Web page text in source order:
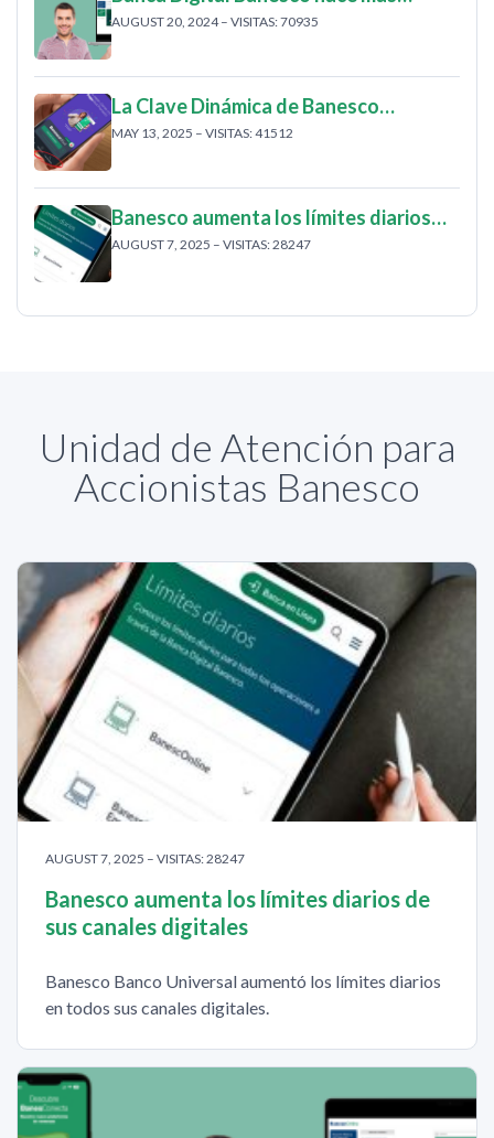
AUGUST 20, 2024 – VISITAS: 70935
La Clave Dinámica de Banesco…
MAY 13, 2025 – VISITAS: 41512
Banesco aumenta los límites diarios…
AUGUST 7, 2025 – VISITAS: 28247
Unidad de Atención para
Accionistas Banesco
AUGUST 7, 2025 – VISITAS: 28247
Banesco aumenta los límites diarios de
sus canales digitales
Banesco Banco Universal aumentó los límites diarios
en todos sus canales digitales.